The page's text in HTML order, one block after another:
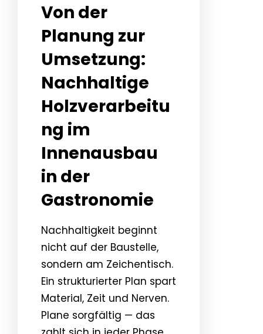
Von der
Planung zur
Umsetzung:
Nachhaltige
Holzverarbeitu
ng im
Innenausbau
in der
Gastronomie
Nachhaltigkeit beginnt
nicht auf der Baustelle,
sondern am Zeichentisch.
Ein strukturierter Plan spart
Material, Zeit und Nerven.
Plane sorgfältig — das